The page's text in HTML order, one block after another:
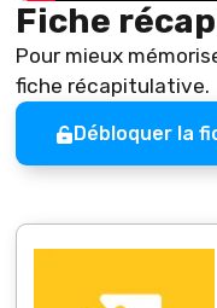
Fiche
Pour mieux
fiche récapitulative.
Débloquer la